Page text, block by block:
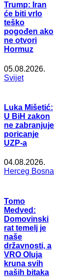
Trump: Iran
će biti vrlo
teško
pogođen ako
ne otvori
Hormuz
05.08.2026.
Svijet
Luka Mišetić:
U BiH zakon
ne zabranjuje
poricanje
UZP-a
04.08.2026.
Herceg Bosna
Tomo
Medved:
Domovinski
rat temelj je
naše
državnosti, a
VRO Oluja
kruna svih
naših bitaka